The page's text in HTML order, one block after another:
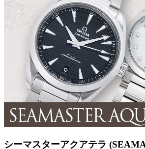
シーマスターアクアテラ